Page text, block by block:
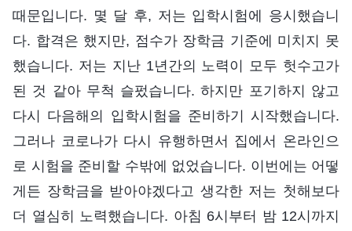
때문입니다. 몇 달 후, 저는 입학시험에 응시했습니
다. 합격은 했지만, 점수가 장학금 기준에 미치지 못
했습니다. 저는 지난 1년간의 노력이 모두 헛수고가
된 것 같아 무척 슬펐습니다. 하지만 포기하지 않고
다시 다음해의 입학시험을 준비하기 시작했습니다.
그러나 코로나가 다시 유행하면서 집에서 온라인으
로 시험을 준비할 수밖에 없었습니다. 이번에는 어떻
게든 장학금을 받아야겠다고 생각한 저는 첫해보다
더 열심히 노력했습니다. 아침 6시부터 밤 12시까지